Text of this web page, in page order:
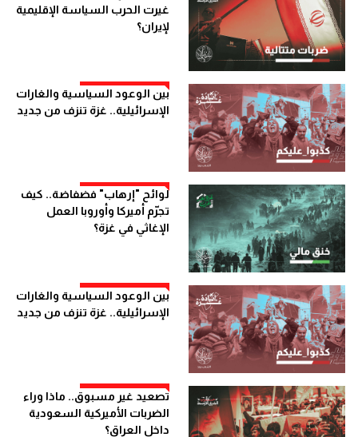
غيرت الحرب السياسة الإقليمية
لإيران؟
بين الوعود السياسية والغارات
الإسرائيلية.. غزة تنزف من جديد
لوائح "إرهاب" فضفاضة.. كيف
تجرّم أميركا وأوروبا العمل
الإغاثي في غزة؟
بين الوعود السياسية والغارات
الإسرائيلية.. غزة تنزف من جديد
تصعيد غير مسبوق.. ماذا وراء
الضربات الأميركية السعودية
داخل العراق؟